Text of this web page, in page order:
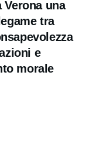
Verona una
tra
e
morale